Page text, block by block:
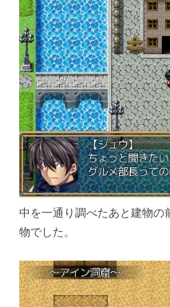
中を一通り調べたあと建物の
物でした。